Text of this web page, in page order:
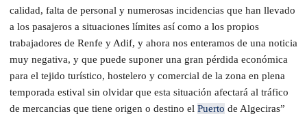
calidad, falta de personal y numerosas incidencias que han llevado
a los pasajeros a situaciones límites así como a los propios
trabajadores de Renfe y Adif, y ahora nos enteramos de una noticia
muy negativa, y que puede suponer una gran pérdida económica
para el tejido turístico, hostelero y comercial de la zona en plena
temporada estival sin olvidar que esta situación afectará al tráfico
de mercancias que tiene origen o destino el Puerto de Algeciras”